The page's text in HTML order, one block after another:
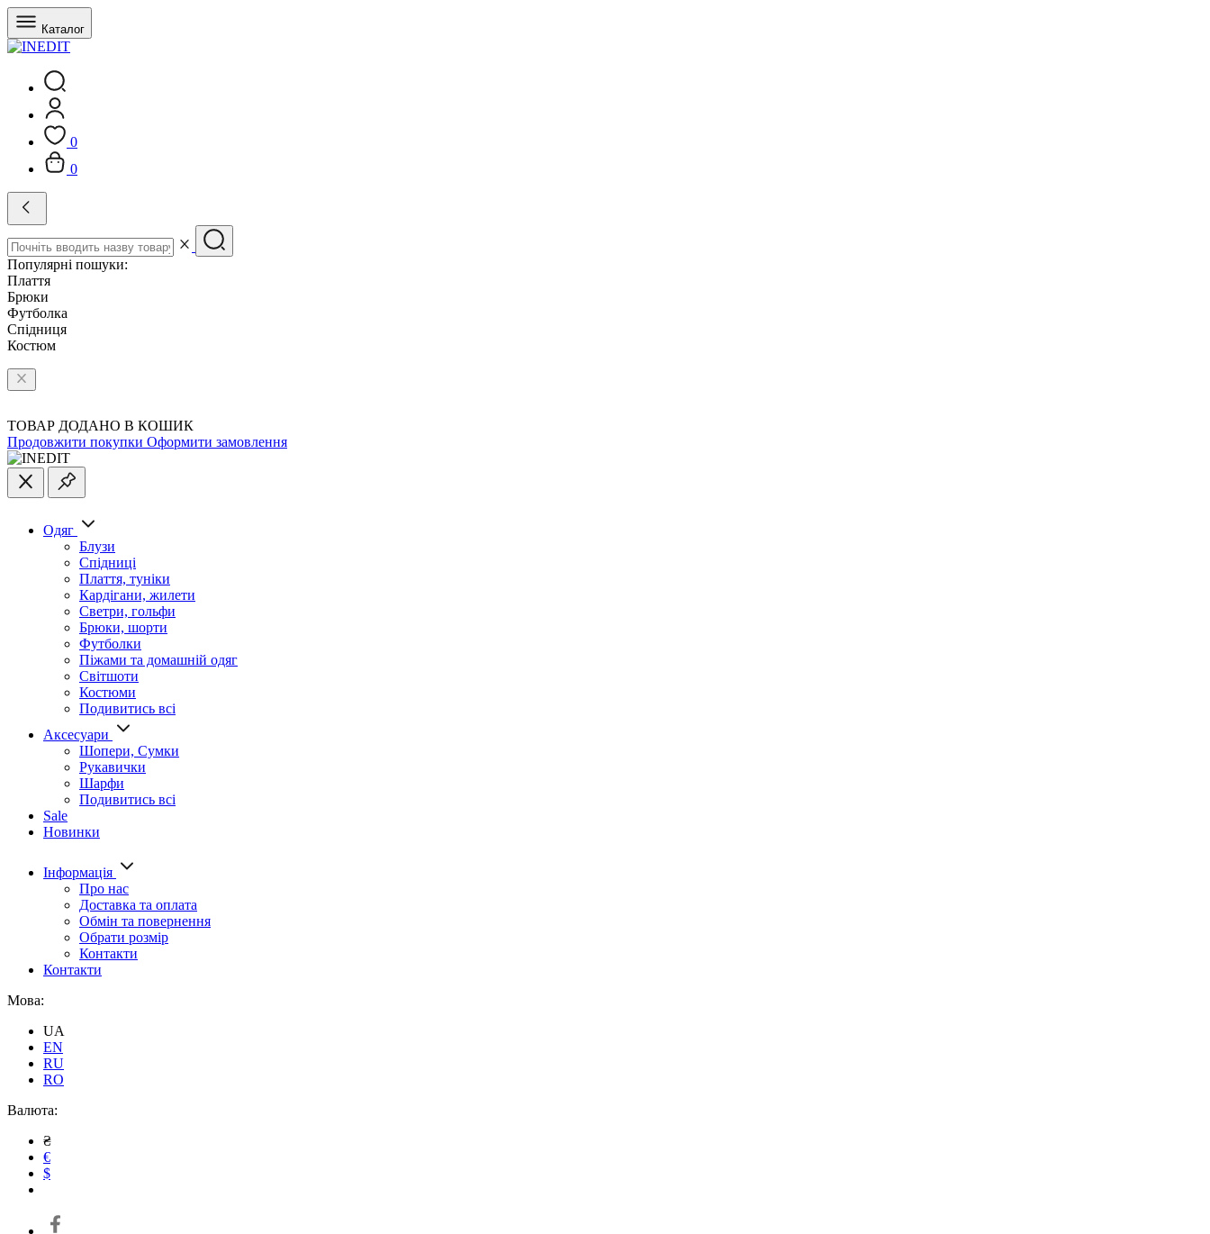
Каталог
0
0
Популярні пошуки:
Плаття
Брюки
Футболка
Спідниця
Костюм
ТОВАР ДОДАНО В КОШИК
Продовжити покупки Оформити замовлення
Одяг
Блузи
Спідниці
Плаття, туніки
Кардігани, жилети
Светри, гольфи
Брюки, шорти
Футболки
Піжами та домашній одяг
Світшоти
Костюми
Подивитись всі
Аксесуари
Шопери, Сумки
Рукавички
Шарфи
Подивитись всі
Sale
Новинки
Інформація
Про нас
Доставка та оплата
Обмін та повернення
Обрати розмір
Контакти
Контакти
Мова:
UA
EN
RU
RO
Валюта:
₴
€
$